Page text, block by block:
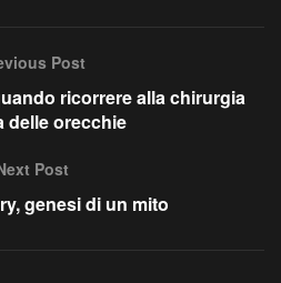
Post
ricorrere alla chirurgia
delle orecchie
Post
genesi di un mito